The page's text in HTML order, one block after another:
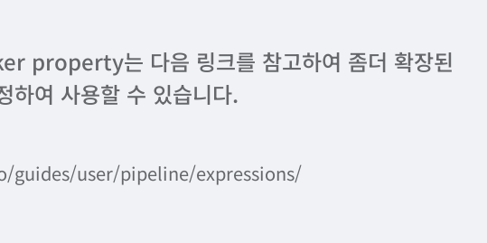
property는 다음 링크를 참고하여 좀더 확장된
여 사용할 수 있습니다.
guides/user/pipeline/expressions/